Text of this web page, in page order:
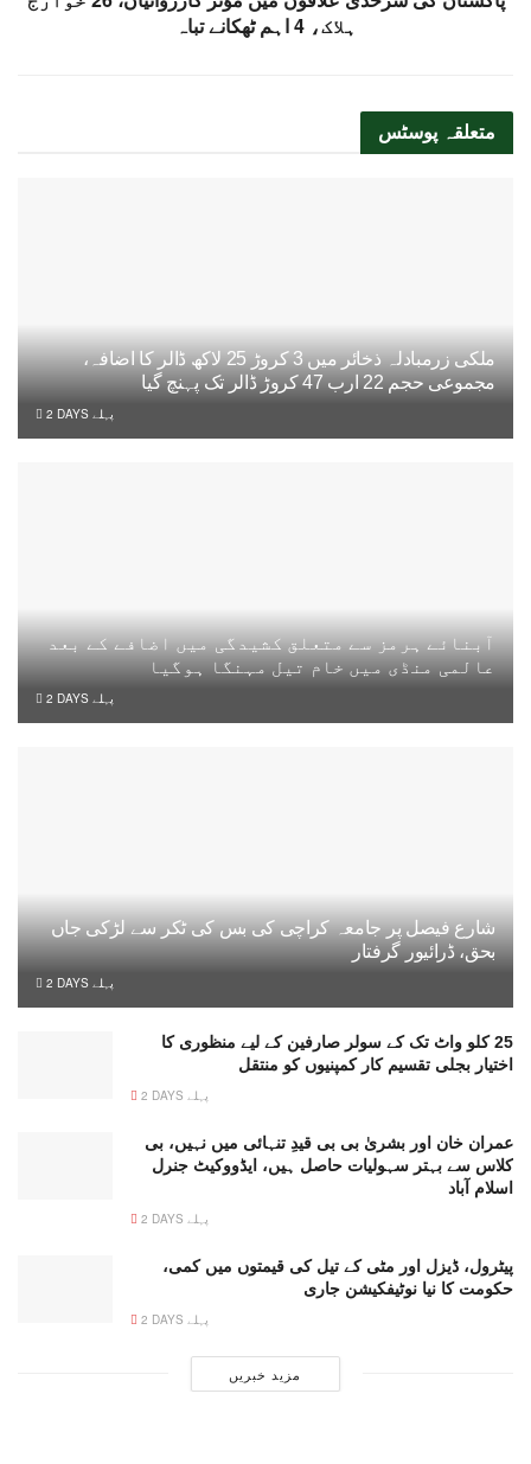
ہلاک، 4 اہم ٹھکانے تباہ
متعلقہ پوسٹس
ملکی زرمبادلہ ذخائر میں 3 کروڑ 25 لاکھ ڈالر کا اضافہ،
مجموعی حجم 22 ارب 47 کروڑ ڈالر تک پہنچ گیا
2 DAYS پہلے
آبنائے ہرمز سے متعلق کشیدگی میں اضافے کے بعد
عالمی منڈی میں خام تیل مہنگا ہوگیا
2 DAYS پہلے
شارع فیصل پر جامعہ کراچی کی بس کی ٹکر سے لڑکی جاں
بحق، ڈرائیور گرفتار
2 DAYS پہلے
25 کلو واٹ تک کے سولر صارفین کے لیے منظوری کا
اختیار بجلی تقسیم کار کمپنیوں کو منتقل
2 DAYS پہلے
عمران خان اور بشریٰ بی بی قیدِ تنہائی میں نہیں، بی
کلاس سے بہتر سہولیات حاصل ہیں، ایڈووکیٹ جنرل
اسلام آباد
2 DAYS پہلے
پیٹرول، ڈیزل اور مٹی کے تیل کی قیمتوں میں کمی،
حکومت کا نیا نوٹیفکیشن جاری
2 DAYS پہلے
مزید خبریں